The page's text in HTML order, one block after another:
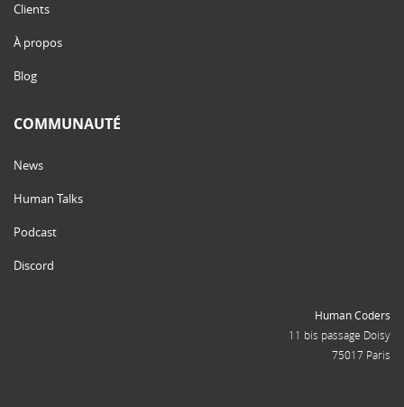
Clients
À propos
Blog
COMMUNAUTÉ
News
Human Talks
Podcast
Discord
Human Coders
11 bis passage Doisy
75017 Paris